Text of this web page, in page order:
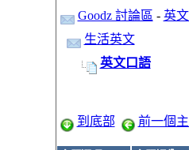
Goodz 討論區 - 英
生活英文
英文口語
到底部 前一個